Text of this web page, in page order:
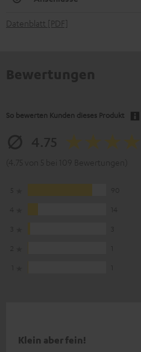
Datenblatt [PDF]
So bewerten Kunden dieses Produkt
Klein aber fein!